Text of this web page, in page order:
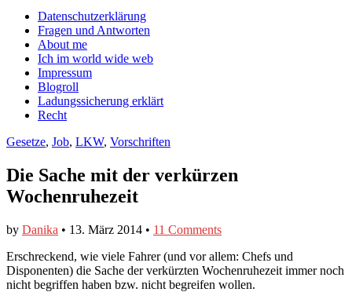
Facebook
anzeigen
Twitter
anzeigen
auf
Instagram
anzeigen
Main
menu
Skip
content
Datenschutzerklärung
Fragen und Antworten
About me
Ich im world wide web
Impressum
Blogroll
Ladungssicherung erklärt
Recht
Gesetze, Job, LKW, Vorschriften
Die Sache mit der verkürzen
Wochenruhezeit
by Danika • 13. März 2014 • 11 Comments
Erschreckend, wie viele Fahrer (und vor allem: Chefs und
Disponenten) die Sache der verkürzten Wochenruhezeit immer noch
nicht begriffen haben bzw. nicht begreifen wollen.